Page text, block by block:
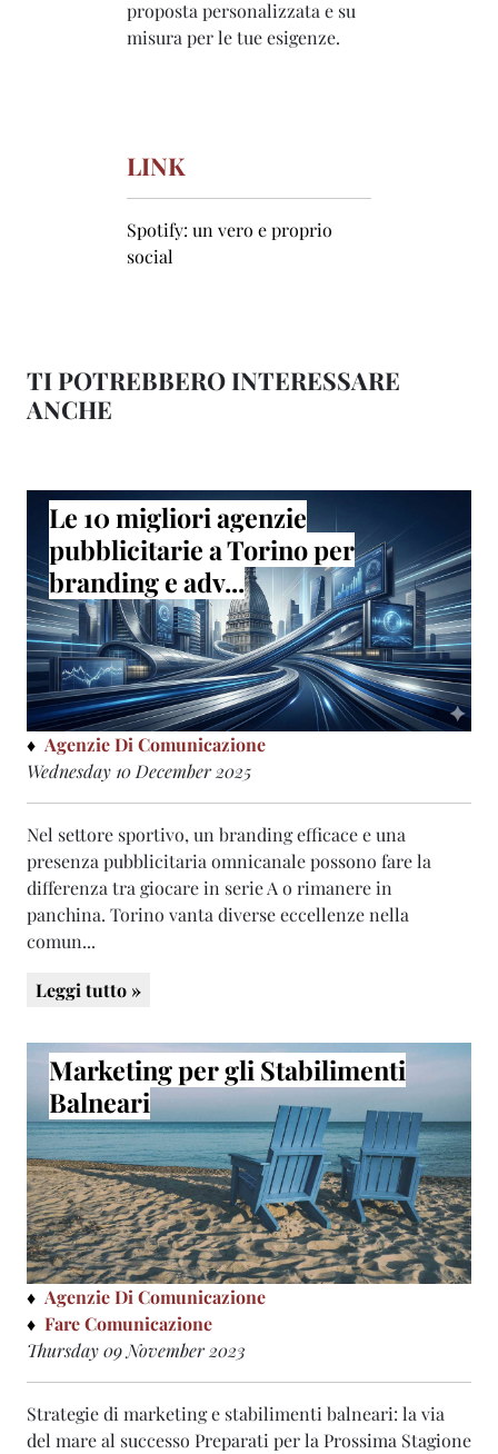
proposta personalizzata e su
misura per le tue esigenze.
LINK
Spotify: un vero e proprio
social
TI POTREBBERO INTERESSARE
ANCHE
Le 10 migliori agenzie
pubblicitarie a Torino per
branding e adv...
Agenzie Di Comunicazione
Wednesday 10 December 2025
Nel settore sportivo, un branding efficace e una
presenza pubblicitaria omnicanale possono fare la
differenza tra giocare in serie A o rimanere in
panchina. Torino vanta diverse eccellenze nella
comun...
Leggi tutto »
Marketing per gli Stabilimenti
Balneari
Agenzie Di Comunicazione
Fare Comunicazione
Thursday 09 November 2023
Strategie di marketing e stabilimenti balneari: la via
del mare al successo Preparati per la Prossima Stagione